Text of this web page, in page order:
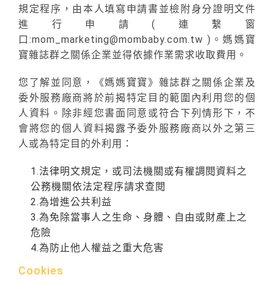
規定程序，由本人填寫申請書並檢附身分證明文件
進行申請(連繫窗
口:mom_marketing@mombaby.com.tw )。媽媽寶
寶雜誌群之關係企業並得依據作業需求收取費用。
您了解並同意，《媽媽寶寶》雜誌群之關係企業及
委外服務廠商將於前揭特定目的範圍內利用您的個
人資料。除非經您書面同意或符合下列情形下，不
會將您的個人資料揭露予委外服務廠商以外之第三
人或為特定目的外利用：
1.法律明文規定，或司法機關或有權調閱資料之
公務機關依法定程序請求查閱
2.為增進公共利益
3.為免除當事人之生命、身體、自由或財產上之
危險
4.為防止他人權益之重大危害
Cookies